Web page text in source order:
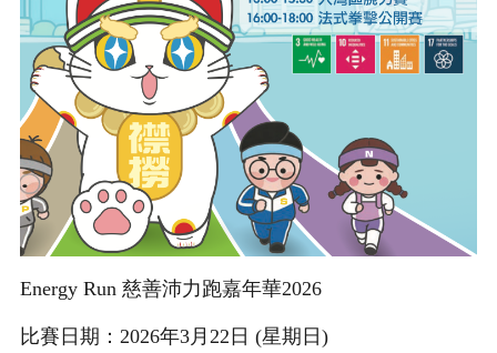
Energy Run 慈善沛力跑嘉年華2026
比賽日期：2026年3月22日 (星期⽇)